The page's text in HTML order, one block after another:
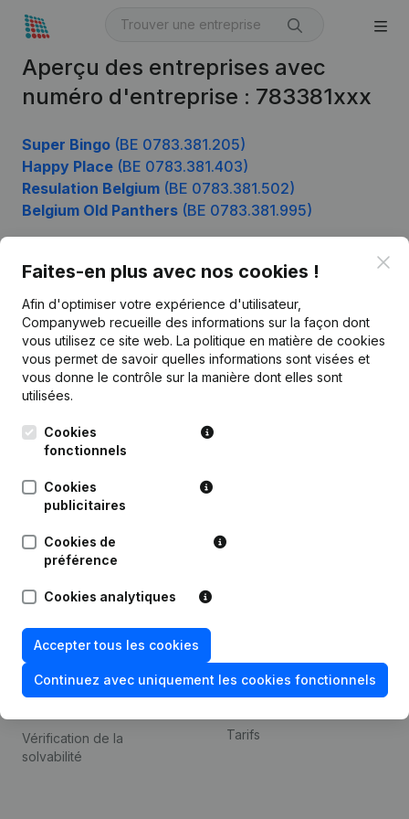
Aperçu des entreprises avec
numéro d'entreprise : 783381xxx
Super Bingo (BE 0783.381.205)
Happy Place (BE 0783.381.403)
Resulation Belgium (BE 0783.381.502)
Belgium Old Panthers (BE 0783.381.995)
Faites-en plus avec nos cookies !
Afin d'optimiser votre expérience d'utilisateur,
Companyweb recueille des informations sur la façon dont
vous utilisez ce site web. La politique en matière de cookies
vous permet de savoir quelles informations sont visées et
vous donne le contrôle sur la manière dont elles sont
utilisées.
Cookies
fonctionnels
Cookies
publicitaires
Cookies de
préférence
Cookies analytiques
Accepter tous les cookies
Continuez avec uniquement les cookies fonctionnels
Français
Leuvensesteenweg
248D,
Produit
Informations d’entreprise
Monitoring
Recherche internationale
Thème
de la fraude
Consulter des comptes
annuels
Recherche de numéro de
Vérification de la
solvabilité
Contact
Tarifs